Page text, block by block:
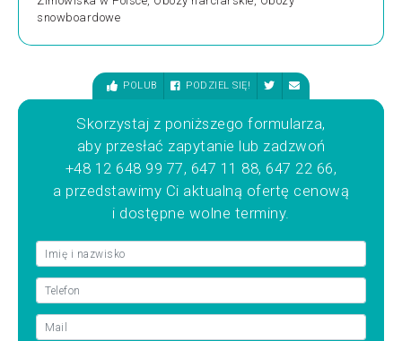
snowboardowe
POLUB PODZIEL SIĘ!
Skorzystaj z poniższego formularza,
aby przesłać zapytanie lub zadzwoń
+48 12 648 99 77, 647 11 88, 647 22 66,
a przedstawimy Ci aktualną ofertę cenową
i dostępne wolne terminy.